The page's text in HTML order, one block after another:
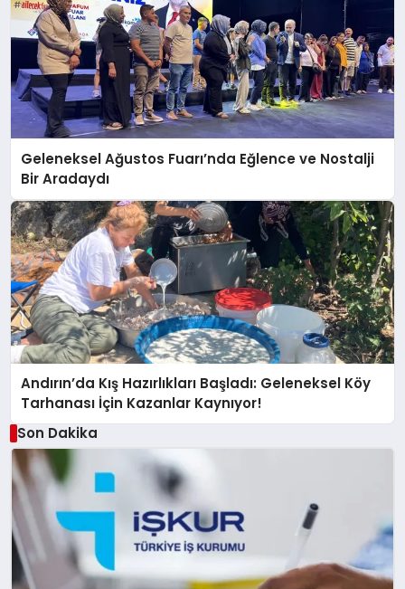
Geleneksel Ağustos Fuarı’nda Eğlence ve Nostalji
Bir Aradaydı
Andırın’da Kış Hazırlıkları Başladı: Geleneksel Köy
Tarhanası İçin Kazanlar Kaynıyor!
Son Dakika